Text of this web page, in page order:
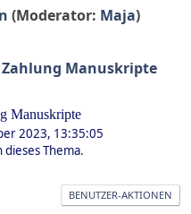
(Moderator: Maja)
Manuskripte
Manuskripte
2023, 13:35:05
Thema.
BENUTZER-AKTIONEN